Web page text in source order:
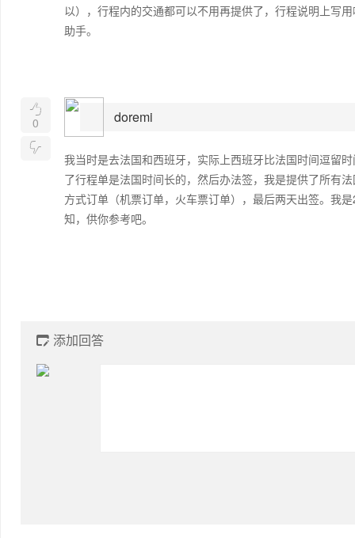
以），行程内的交通都可以不用再提供了，行程说明上写
助手。

0

doremi
我当时是去法国和西班牙，实际上西班牙比法国时间逗留
了行程单是法国时间长的，然后办法签，我是提供了所有
方式订单（机票订单，火车票订单），最后两天出签。我
知，供你参考吧。
 添加回答